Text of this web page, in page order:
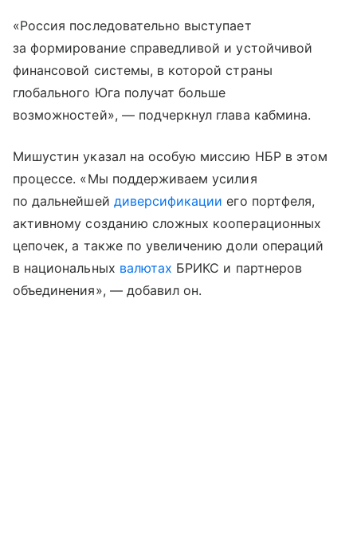
«Россия последовательно выступает
за формирование справедливой и устойчивой
финансовой системы, в которой страны
глобального Юга получат больше
возможностей», — подчеркнул глава кабмина.
Мишустин указал на особую миссию НБР в этом
процессе. «Мы поддерживаем усилия
по дальнейшей диверсификации его портфеля,
активному созданию сложных кооперационных
цепочек, а также по увеличению доли операций
в национальных валютах БРИКС и партнеров
объединения», — добавил он.